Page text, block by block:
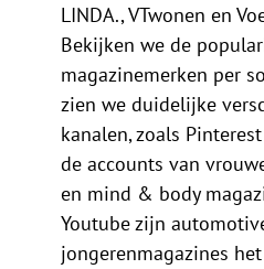
LINDA., VTwonen en
Bekijken we de
magazinemerken per
zien we duidelijke
kanalen, zoals
de accounts van
en mind & body
Youtube zijn
jongerenmagazines